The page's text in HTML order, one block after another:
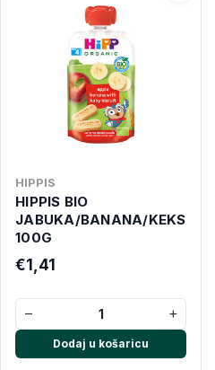
HIPPIS
HIPPIS BIO
JABUKA/BANANA/KEKS
100G
€1,41
− +
Dodaj u košaricu